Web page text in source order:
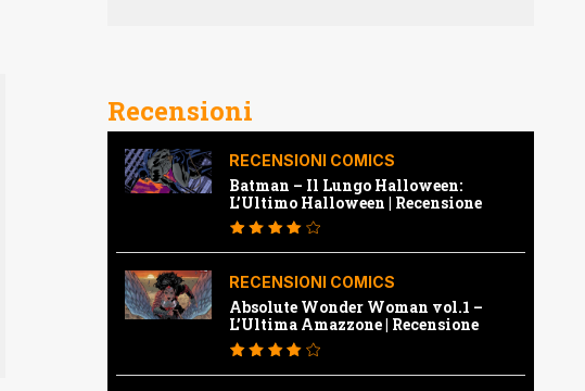
Recensioni
RECENSIONI COMICS
Batman – Il Lungo Halloween:
L’Ultimo Halloween | Recensione
RECENSIONI COMICS
Absolute Wonder Woman vol.1 –
L’Ultima Amazzone | Recensione